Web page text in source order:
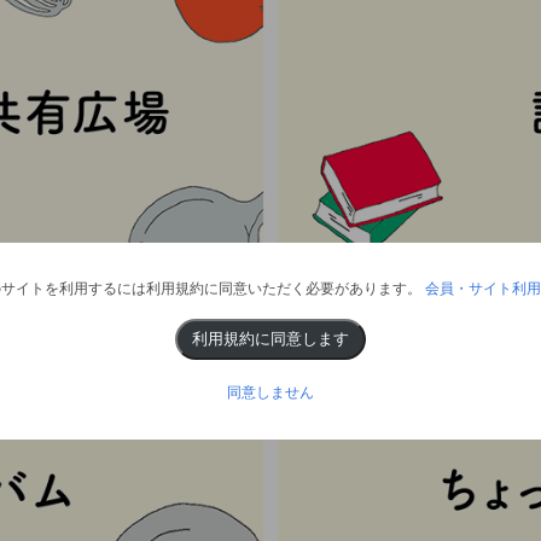
イトを利用するには利用規約に同意いただく必要があります。 会員・サイト利
利用規約に同意します
同意しません